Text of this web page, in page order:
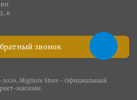
звонок
к
2026, Migliore Store - Официальный
магазин.